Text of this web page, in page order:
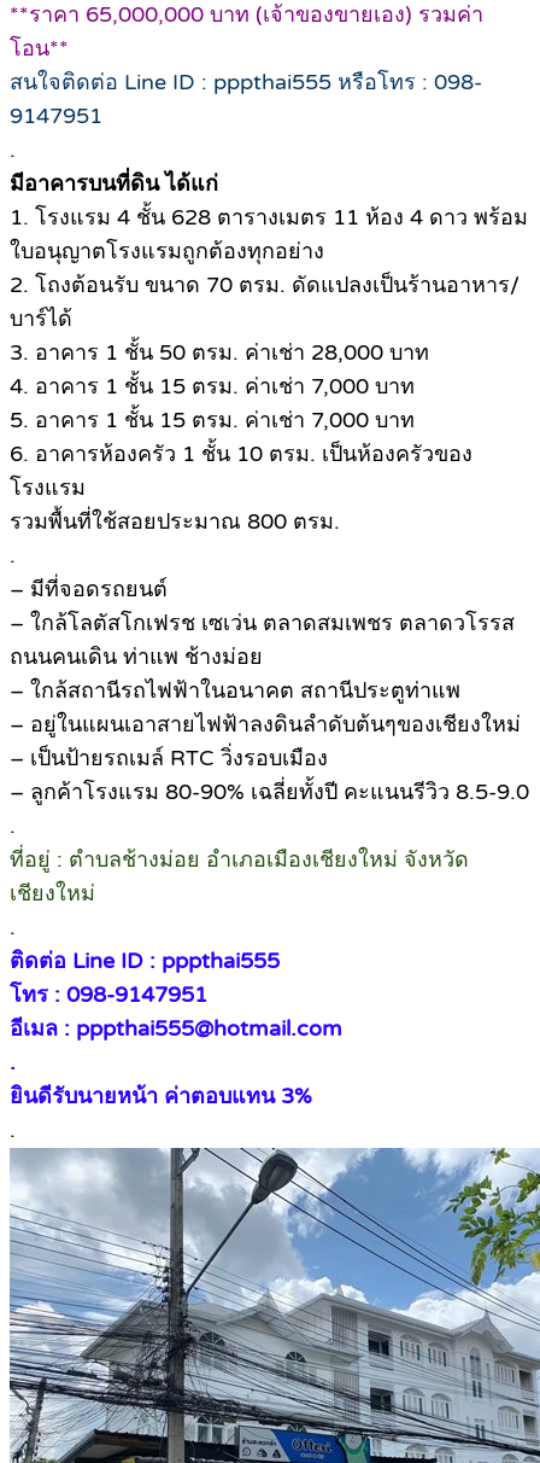
**ราคา 65,000,000 บาท (เจ้าของขายเอง) รวมค่า
โอน**
สนใจติดต่อ Line ID : pppthai555 หรือโทร : 098-
9147951
.
มีอาคารบนที่ดิน ได้แก่
1. โรงแรม 4 ชั้น 628 ตารางเมตร 11 ห้อง 4 ดาว พร้อม
ใบอนุญาตโรงแรมถูกต้องทุกอย่าง
2. โถงต้อนรับ ขนาด 70 ตรม. ดัดแปลงเป็นร้านอาหาร/
บาร์ได้
3. อาคาร 1 ชั้น 50 ตรม. ค่าเช่า 28,000 บาท
4. อาคาร 1 ชั้น 15 ตรม. ค่าเช่า 7,000 บาท
5. อาคาร 1 ชั้น 15 ตรม. ค่าเช่า 7,000 บาท
6. อาคารห้องครัว 1 ชั้น 10 ตรม. เป็นห้องครัวของ
โรงแรม
รวมพื้นที่ใช้สอยประมาณ 800 ตรม.
.
– มีที่จอดรถยนต์
– ใกล้โลตัสโกเฟรช เซเว่น ตลาดสมเพชร ตลาดวโรรส
ถนนคนเดิน ท่าแพ ช้างม่อย
– ใกล้สถานีรถไฟฟ้าในอนาคต สถานีประตูท่าแพ
– อยู่ในแผนเอาสายไฟฟ้าลงดินลำดับต้นๆของเชียงใหม่
– เป็นป้ายรถเมล์ RTC วิ่งรอบเมือง
– ลูกค้าโรงแรม 80-90% เฉลี่ยทั้งปี คะแนนรีวิว 8.5-9.0
.
ที่อยู่ : ตำบลช้างม่อย อำเภอเมืองเชียงใหม่ จังหวัด
เชียงใหม่
.
ติดต่อ Line ID : pppthai555
โทร : 098-9147951
อีเมล : pppthai555@hotmail.com
.
ยินดีรับนายหน้า ค่าตอบแทน 3%
.